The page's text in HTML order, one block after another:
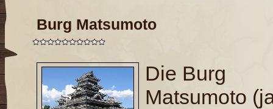
Burg Matsumoto
Die Burg
Matsumoto